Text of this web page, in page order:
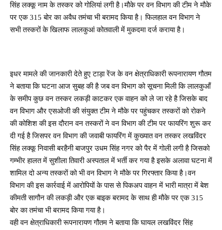
सिंह लक्कू नाम के तस्कर को गोलियां लगी है।मौके पर वन विभाग की टीम ने मौके
पर एक 315 बोर का अवैध तमंचा भी बरामद किया है। फिलहाल वन विभाग ने
सभी तस्करों के खिलाफ लालकुआं कोतवाली में मुकदमा दर्ज कराया है।
इधर मामले की जानकारी देते हुए टाड़ा रेंज के वन क्षेत्राधिकारी रूपनारायण गौतम
ने बताया कि घटना आज सुबह की है जब वन विभाग को सूचना मिली कि लालकुआँ
के समीप कुछ वन तस्कर लकड़ी काटकर एक वाहन को ले जा रहे है जिसके बाद
वन विभाग और एसओजी की संयुक्त टीम ने मौके पर पहुंचकर तस्करों को रोकने
की कोशिश की इस दौरान वन तस्करों ने वन विभाग की टीम पर फायरिंग शुरू कर
दी गई है जिसपर वन विभाग की जवाबी फायरिंग में कुख्यात वन तस्कर लखविंदर
सिंह लक्कू निवासी बरहैनी बाजपुर उधम सिंह नगर को पैर में गोली लगी है जिसको
गम्भीर हालत में सुशीला तिवारी अस्पताल में भर्ती कर गया है इसके अलावा घटना में
शामिल दो अन्य तस्करों को भी वन विभाग ने मौके पर गिरफ्तार किया है।वन
विभाग की इस कार्रवाई में आरोपियों के पास से पिकअप वाहन में भारी मात्रा में बेश
कीमती सागौन की लकड़ी और एक बाइक बरामद के साथ ही मौके पर एक 315
बोर का तमंचा भी बरामद किया गया है।
वही वन क्षेत्राधिकारी रूपनारायण गौतम ने बताया कि घायल लखविंदर सिंह